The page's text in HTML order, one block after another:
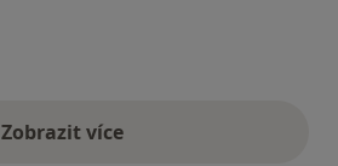
Zobrazit vícevýše uvedené názory